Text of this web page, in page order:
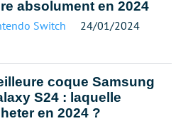
absolument en 2024
Switch 24/01/2024
coque Samsung
S24 : laquelle
en 2024 ?